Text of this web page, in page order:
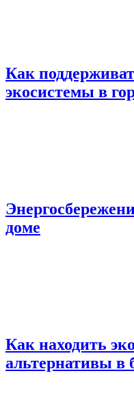
Как
экосистемы в
доме
Как находить
альтернативы в